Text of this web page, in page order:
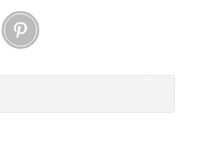
t
r
Pinterest